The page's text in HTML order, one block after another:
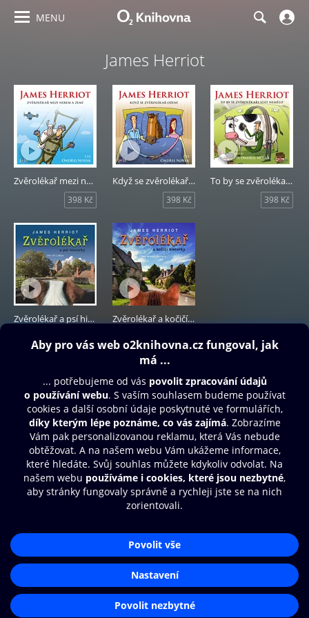
MENU
James Herriot
Zvěrolékař mezi nebem a zemí
398 Kč
Když se zvěrolékař ožení
398 Kč
To by se zvěrolékaři stát nemělo
398 Kč
Zvěrolékař a psí historky
299 Kč
Zvěrolékař a kočičí historky
Obsah ke stažení
Moje O2 Knihovna
Další zábava
© O2 Czech Republic a.s.
Přístupnost
Zásady zpracování osobních údajů
Nastavení cookies
Aplikace O2 Knihovna
Čti a poslouchej své e-knihy a
audioknihy rychleji a pohodlněji.